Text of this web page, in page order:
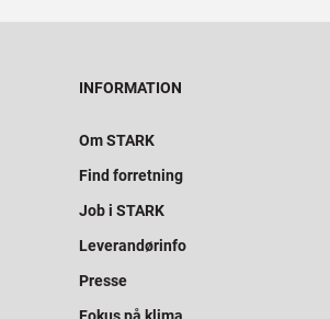
INFORMATION
Om STARK
Find forretning
Job i STARK
Leverandørinfo
Presse